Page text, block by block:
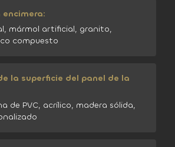
mármol artificial, granito,
compuesto
la superficie del panel de la
de PVC, acrílico, madera sólida,